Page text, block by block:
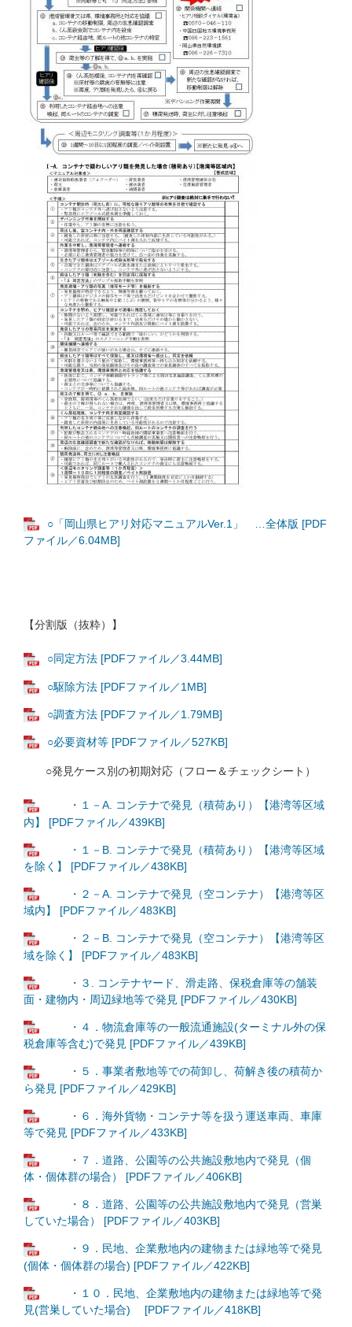
○「岡山県ヒアリ対応マニュアルVer.1」 …全体版 [PDF
ファイル／6.04MB]
【分割版（抜粋）】
○同定方法 [PDFファイル／3.44MB]
○駆除方法 [PDFファイル／1MB]
○調査方法 [PDFファイル／1.79MB]
○必要資材等 [PDFファイル／527KB]
○発見ケース別の初期対応（フロー＆チェックシート）
・１－A. コンテナで発見（積荷あり）【港湾等区域
内】 [PDFファイル／439KB]
・１－B. コンテナで発見（積荷あり）【港湾等区域
を除く】 [PDFファイル／438KB]
・２－A. コンテナで発見（空コンテナ）【港湾等区
域内】 [PDFファイル／483KB]
・２－B. コンテナで発見（空コンテナ）【港湾等区
域を除く】 [PDFファイル／483KB]
・３. コンテナヤード、滑走路、保税倉庫等の舗装
面・建物内・周辺緑地等で発見 [PDFファイル／430KB]
・４．物流倉庫等の一般流通施設(ターミナル外の保
税倉庫等含む)で発見 [PDFファイル／439KB]
・５．事業者敷地等での荷卸し、荷解き後の積荷か
ら発見 [PDFファイル／429KB]
・６．海外貨物・コンテナ等を扱う運送車両、車庫
等で発見 [PDFファイル／433KB]
・７．道路、公園等の公共施設敷地内で発見（個
体・個体群の場合） [PDFファイル／406KB]
・８．道路、公園等の公共施設敷地内で発見（営巣
していた場合） [PDFファイル／403KB]
・９．民地、企業敷地内の建物または緑地等で発見
(個体・個体群の場合) [PDFファイル／422KB]
・１０．民地、企業敷地内の建物または緑地等で発
見(営巣していた場合) [PDFファイル／418KB]